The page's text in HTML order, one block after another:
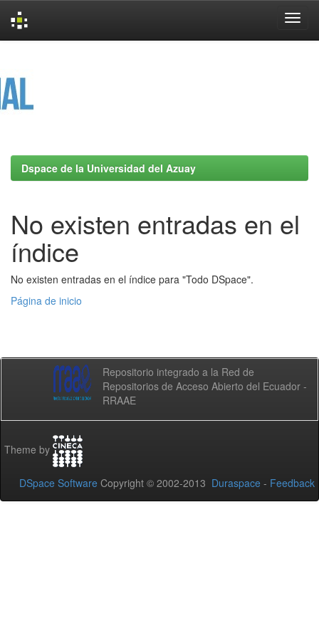
Dspace de la Universidad del Azuay
No existen entradas en el
índice
No existen entradas en el índice para "Todo DSpace".
Página de inicio
Repositorio integrado a la Red de
Repositorios de Acceso Abierto del Ecuador -
RRAAE
Theme by
DSpace Software Copyright © 2002-2013 Duraspace - Feedback